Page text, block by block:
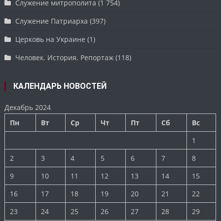
Служение митрополита (1 754)
Служение Патриарха (397)
Церковь на Украине (1)
Человек. История. Репортаж (118)
КАЛЕНДАРЬ НОВОСТЕЙ
Декабрь 2024
Пн
Вт Ср Чт Пт Сб
Вс
1
2
3 4 5 6 7
8
9
10 11 12 13 14
15
16
17 18 19 20 21
22
23
24 25 26 27 28 29